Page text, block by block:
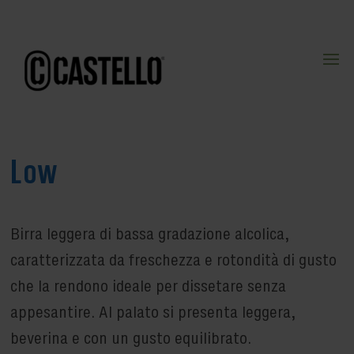
Low
Birra leggera di bassa gradazione alcolica,
caratterizzata da freschezza e rotondità di gusto
che la rendono ideale per dissetare senza
appesantire. Al palato si presenta leggera,
beverina e con un gusto equilibrato.